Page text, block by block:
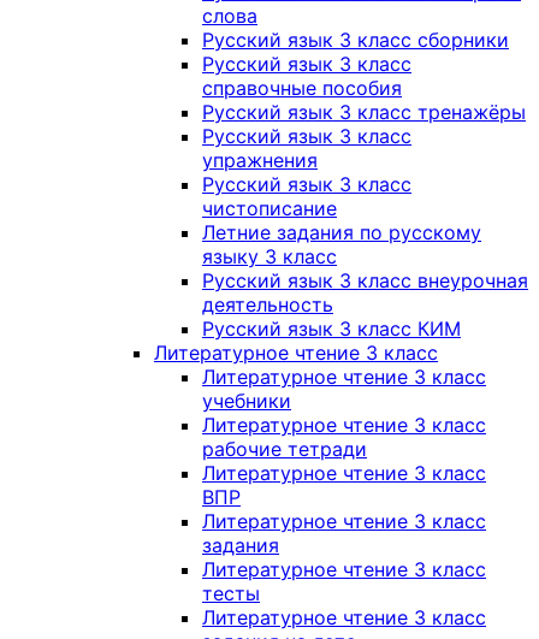
слова
Русский язык 3 класс сборники
Русский язык 3 класс
справочные пособия
Русский язык 3 класс тренажёры
Русский язык 3 класс
упражнения
Русский язык 3 класс
чистописание
Летние задания по русскому
языку 3 класс
Русский язык 3 класс внеурочная
деятельность
Русский язык 3 класс КИМ
Литературное чтение 3 класс
Литературное чтение 3 класс
учебники
Литературное чтение 3 класс
рабочие тетради
Литературное чтение 3 класс
ВПР
Литературное чтение 3 класс
задания
Литературное чтение 3 класс
тесты
Литературное чтение 3 класс